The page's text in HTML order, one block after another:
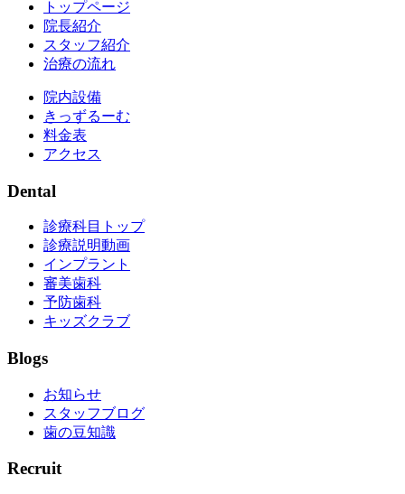
トップページ
院長紹介
スタッフ紹介
治療の流れ
院内設備
きっずるーむ
料金表
アクセス
Dental
診療科目トップ
診療説明動画
インプラント
審美歯科
予防歯科
キッズクラブ
Blogs
お知らせ
スタッフブログ
歯の豆知識
Recruit